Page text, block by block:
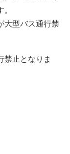
大型バス通行禁
禁止となりま